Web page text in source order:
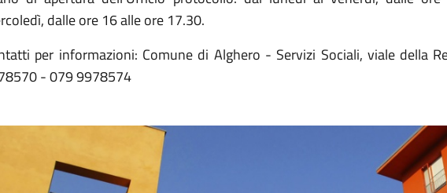
dalle ore 16 alle ore 17.30.
per informazioni: Comune di Alghero - Servizi Sociali, viale della
- 079 9978574